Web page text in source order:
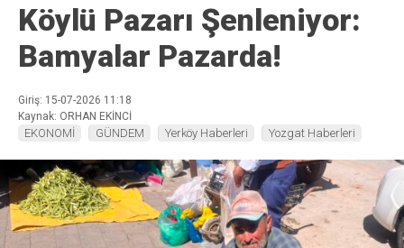
Köylü Pazarı Şenleniyor:
Bamyalar Pazarda!
Giriş: 15-07-2026 11:18
Kaynak: ORHAN EKİNCİ
EKONOMİ GÜNDEM Yerköy Haberleri Yozgat Haberleri